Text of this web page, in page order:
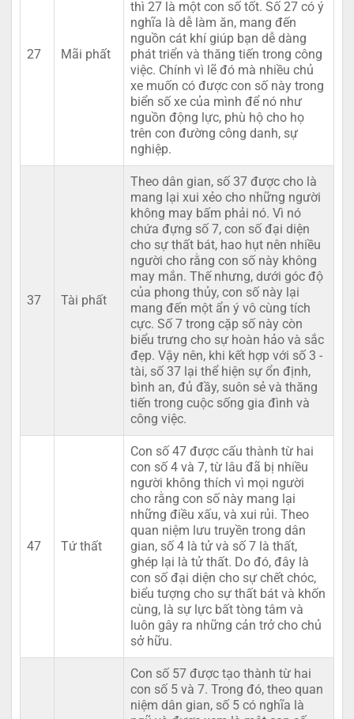
27 Mãi phất
thì 27 là một con số tốt. Số 27 có ý
nghĩa là dễ làm ăn, mang đến
nguồn cát khí giúp bạn dễ dàng
phát triển và thăng tiến trong công
việc. Chính vì lẽ đó mà nhiều chủ
xe muốn có được con số này trong
biển số xe của mình để nó như
nguồn động lực, phù hộ cho họ
trên con đường công danh, sự
nghiệp.
37 Tài phất
Theo dân gian, số 37 được cho là
mang lại xui xẻo cho những người
không may bấm phải nó. Vì nó
chứa đựng số 7, con số đại diện
cho sự thất bát, hao hụt nên nhiều
người cho rằng con số này không
may mắn. Thế nhưng, dưới góc độ
của phong thủy, con số này lại
mang đến một ẩn ý vô cùng tích
cực. Số 7 trong cặp số này còn
biểu trưng cho sự hoàn hảo và sắc
đẹp. Vậy nên, khi kết hợp với số 3 -
tài, số 37 lại thể hiện sự ổn định,
bình an, đủ đầy, suôn sẻ và thăng
tiến trong cuộc sống gia đình và
công việc.
47 Tứ thất
Con số 47 được cấu thành từ hai
con số 4 và 7, từ lâu đã bị nhiều
người không thích vì mọi người
cho rằng con số này mang lại
những điều xấu, và xui rủi. Theo
quan niệm lưu truyền trong dân
gian, số 4 là tử và số 7 là thất,
ghép lại là tử thất. Do đó, đây là
con số đại diện cho sự chết chóc,
biểu tượng cho sự thất bát và khốn
cùng, là sự lực bất tòng tâm và
luôn gây ra những cản trở cho chủ
sở hữu.
Con số 57 được tạo thành từ hai
con số 5 và 7. Trong đó, theo quan
niệm dân gian, số 5 có nghĩa là